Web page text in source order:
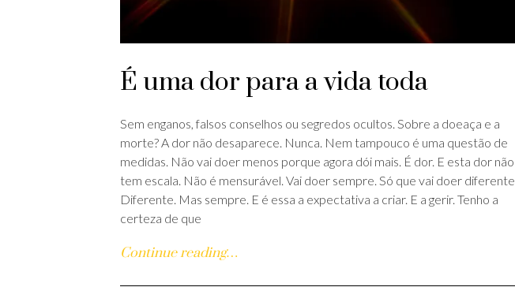
É uma dor para a vida toda
Sem enganos, falsos conselhos ou segredos ocultos. Sobre a doeaça e a
morte? A dor não desaparece. Nunca. Nem tampouco é uma questão de
medidas. Não vai doer menos porque agora dói mais. É dor. E esta dor não
tem escala. Não é mensurável. Vai doer sempre. Só que vai doer diferente.
Diferente. Mas sempre. E é essa a expectativa a criar. E a gerir. Tenho a
certeza de que
Continue reading…